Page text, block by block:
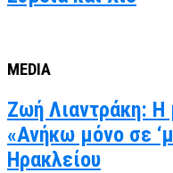
MEDIA
Ζωή Λιαντράκη: Η
«Ανήκω μόνο σε
Ηρακλείου